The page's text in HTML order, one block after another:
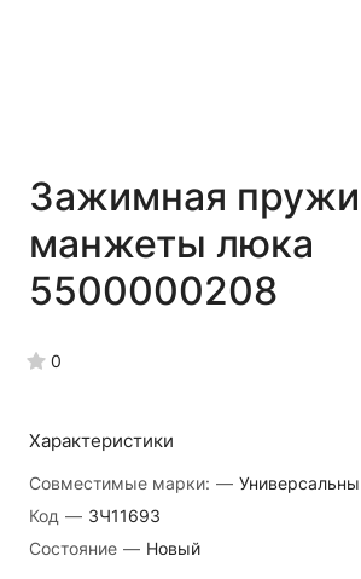
Зажимная
манжеты люка
5500000208
0
Характеристики
Совместимые марки: —
Код — ЗЧ11693
Состояние — Новый